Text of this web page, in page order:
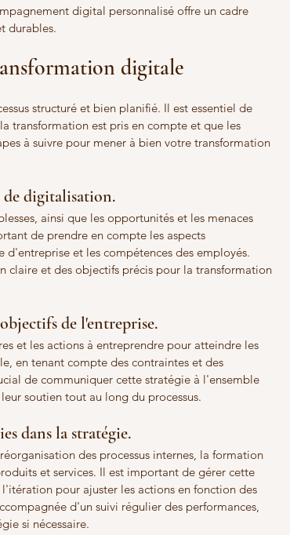
digital personnalisé offre un cadre
durables.
digitale
structuré et bien planifié. Il est essentiel de
transformation est pris en compte et que les
à suivre pour mener à bien votre transformation
de digitalisation.
ainsi que les opportunités et les menaces
de prendre en compte les aspects
d'entreprise et les compétences des employés.
claire et des objectifs précis pour la transformation
de l'entreprise.
et les actions à entreprendre pour atteindre les
en tenant compte des contraintes et des
de communiquer cette stratégie à l'ensemble
soutien tout au long du processus.
dans la stratégie.
des processus internes, la formation
et services. Il est important de gérer cette
pour ajuster les actions en fonction des
d'un suivi régulier des performances,
si nécessaire.